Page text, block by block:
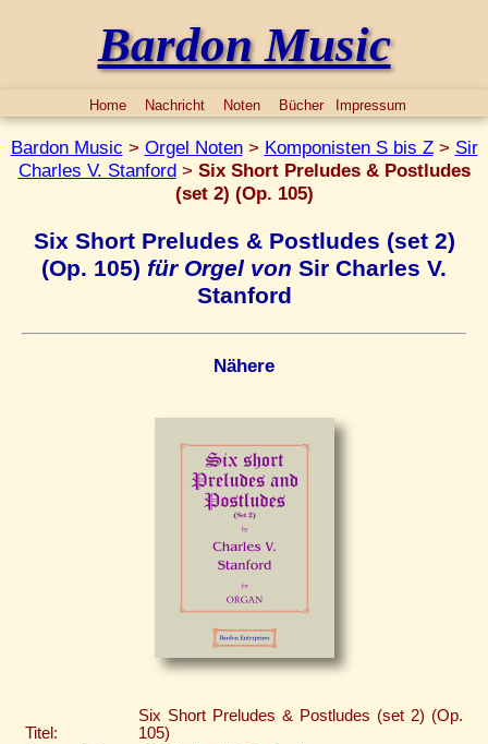
Bardon Music
Home Nachricht Noten Bücher Impressum
Bardon Music > Orgel Noten> Komponisten S bis Z> Sir
Charles V. Stanford> Six Short Preludes & Postludes
(set 2) (Op. 105)
Six Short Preludes & Postludes (set 2)
(Op. 105) für Orgel von Sir Charles V.
Stanford
Nähere
Titel:
Six Short Preludes & Postludes (set 2) (Op.
105)